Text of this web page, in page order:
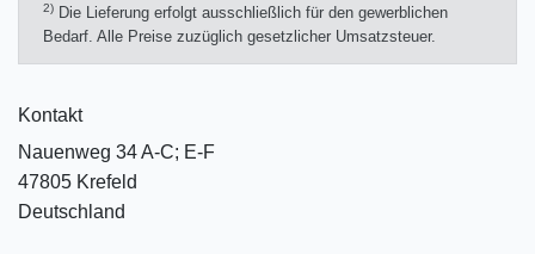
2) Die Lieferung erfolgt ausschließlich für den gewerblichen
Bedarf. Alle Preise zuzüglich gesetzlicher Umsatzsteuer.
Kontakt
Nauenweg 34 A-C; E-F
47805 Krefeld
Deutschland